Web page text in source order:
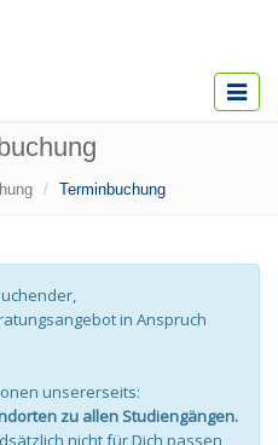
Toggle
Terminbuchung
in Anspruch
unsererseits:
zu allen Studiengängen.
nicht für Dich passen,